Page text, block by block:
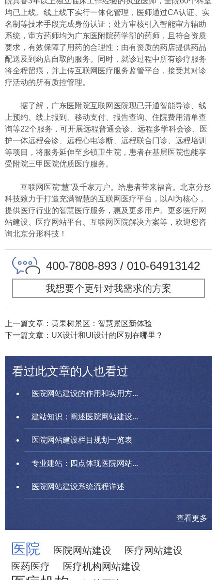
均已上线。线上线下实行一体化管理，医师通过CA认证、实
名制等技术手段完成身份认证；处方审核引入智能审方辅助
系统，审方药师均为广东医附院药学部的药师，且符合资质
要求，有效保障了用药的合理性；由有资质的药店提供药品
配送及到药店自取的服务。同时，就诊过程中所有诊疗服务
将全程留痕，并上传互联网医疗服务监管平台，接受其对诊
疗活动的所有质控管理。
据了解，广东医附院互联网医院现已开通智能导诊、线
上预约、线上报到、移动支付、报告查询、住院费用清单查
询等22个服务，可开展远程普通会诊、远程多学科会诊、医
护一体远程会诊、远程心电诊断、远程联合门诊、远程培训
等项目，将服务延伸至乡镇卫生院，患者在基层医院也能享
受附院三甲医院优质医疗服务。
互联网医院“慧”及千家万户。给患者带来福音。北京分形
科技致力于打造充满智慧的互联网医疗平台，以AI为核心，
提供医疗行业的智慧医疗服务，惠及更多用户。更多医疗网
站建设、医疗网站平台、互联网医院解决方案等，欢迎您咨
询北京分形科技！
400-7808-893 / 010-64913142
我想要个更针对我需求的方案
上一篇文章：黄果树景区：智慧景区新体验
下一篇文章：UX设计和UI设计的区别在哪里？
看过此文章的人也看过
医院网站建设的作用和实用方...
建站知识：阐述医院网站建设...
医院网站建设栏目规划一览表
专业建站：四点体现医院网站...
医院网站建设系统流程详述
查看更多
医院 医院网站建设
医疗网站建设
医药医疗
医疗机构网站建设